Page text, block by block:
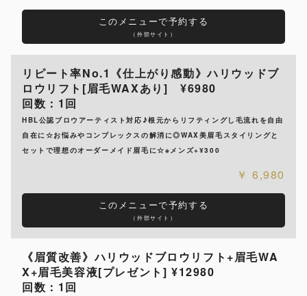
このメニューで予約する
（外部サイト）
リピート率No.1《仕上がり感動》ハリウッドブ
ロウリフト[眉毛WAXあり] ¥6980
回数：1回
HBL公認ブロウアーティスト対応♪根元からリフティングし毛流れを自由
自在に☆お悩みやコンプレックスの解消に◎WAX美眉毛スタイリングと
セットで理想のオーダーメイド眉毛に☆※メンズ+¥300
6,980
このメニューで予約する
（外部サイト）
《眉質改善》ハリウッドブロウリフト+眉毛WA
X+眉毛美容液[プレゼント] ¥12980
回数：1回